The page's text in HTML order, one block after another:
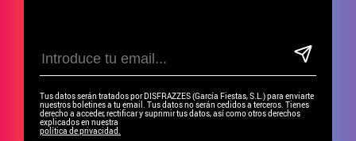
Tus datos serán tratados por DISFRAZZES (García Fiestas, S.L.) para enviarte
nuestros boletines a tu email. Tus datos no serán cedidos a terceros. Tienes
derecho a acceder, rectificar y suprimir tus datos, así como otros derechos
explicados en nuestra
política de privacidad.